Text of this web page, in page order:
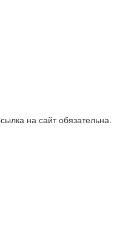
на сайт обязательна.